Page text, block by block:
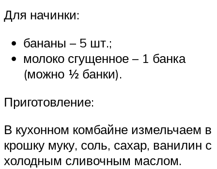
Для начинки:
бананы – 5 шт.;
молоко сгущенное – 1 банка
(можно 1⁄2 банки).
Приготовление:
В кухонном комбайне измельчаем в
крошку муку, соль, сахар, ванилин с
холодным сливочным маслом.